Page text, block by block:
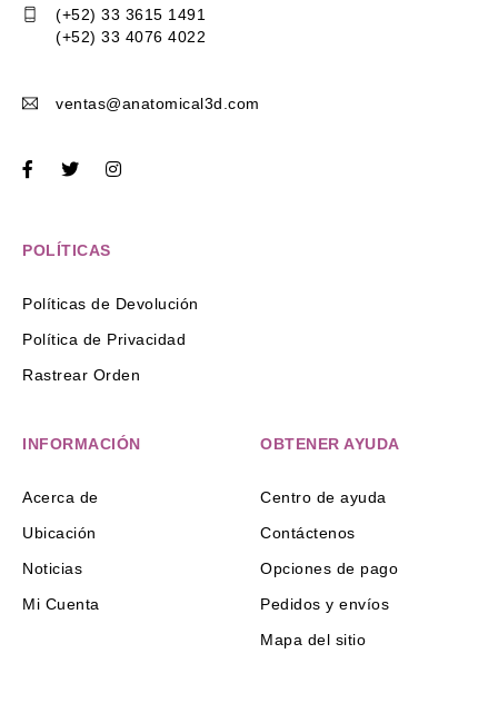
(+52) 33 3615 1491
(+52) 33 4076 4022
ventas@anatomical3d.com
POLÍTICAS
Políticas de Devolución
Política de Privacidad
Rastrear Orden
INFORMACIÓN
Acerca de
Ubicación
Noticias
Mi Cuenta
OBTENER AYUDA
Centro de ayuda
Contáctenos
Opciones de pago
Pedidos y envíos
Mapa del sitio